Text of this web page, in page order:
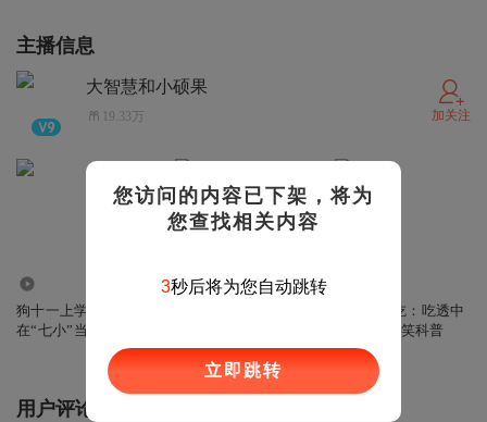
主播信息
大智慧和小硕果
19.33万 加关注
狗十一上学记：我
在“七小”当学渣|爆笑
1235.58万
我是不白吃：吃透中
国史·唐|爆笑科普
用户评论
您访问的内容已下架，将为
您查找相关内容
3秒后将为您自动跳转
立即跳转